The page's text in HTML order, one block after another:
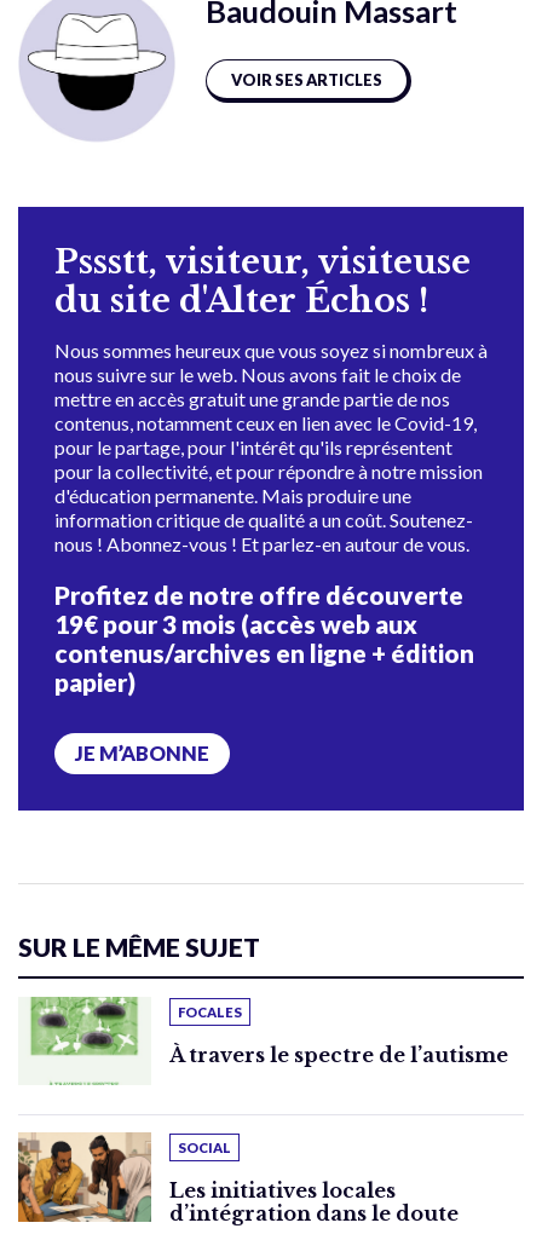
Baudouin Massart
VOIR SES ARTICLES
Pssstt, visiteur, visiteuse
du site d'Alter Échos !
Nous sommes heureux que vous soyez si nombreux à
nous suivre sur le web. Nous avons fait le choix de
mettre en accès gratuit une grande partie de nos
contenus, notamment ceux en lien avec le Covid-19,
pour le partage, pour l'intérêt qu'ils représentent
pour la collectivité, et pour répondre à notre mission
d'éducation permanente. Mais produire une
information critique de qualité a un coût. Soutenez-
nous ! Abonnez-vous ! Et parlez-en autour de vous.
Profitez de notre offre découverte
19€ pour 3 mois (accès web aux
contenus/archives en ligne + édition
papier)
JE M’ABONNE
SUR LE MÊME SUJET
FOCALES
À travers le spectre de l’autisme
SOCIAL
Les initiatives locales
d’intégration dans le doute